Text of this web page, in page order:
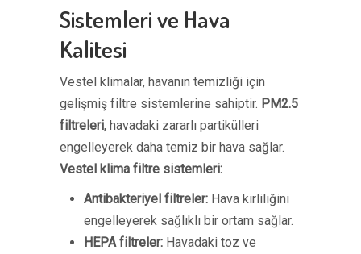
Sistemleri ve Hava
Kalitesi
Vestel klimalar, havanın temizliği için
gelişmiş filtre sistemlerine sahiptir. PM2.5
filtreleri, havadaki zararlı partikülleri
engelleyerek daha temiz bir hava sağlar.
Vestel klima filtre sistemleri:
Antibakteriyel filtreler: Hava kirliliğini
engelleyerek sağlıklı bir ortam sağlar.
HEPA filtreler: Havadaki toz ve